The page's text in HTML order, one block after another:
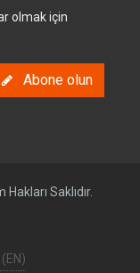
olmak için
Abone olun
Saklıdır.